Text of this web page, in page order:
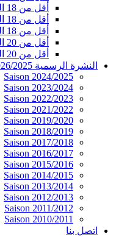
أقل من 18 المجموعة أ
أقل من 18 المجموعة ب
أقل من 18 المجموعة ج
أقل من 20 المجموعة أ
أقل من 20 المجموعة ب
النشرة الرسمية 2026/2025
Saison 2024/2025
Saison 2023/2024
Saison 2022/2023
Saison 2021/2022
Saison 2019/2020
Saison 2018/2019
Saison 2017/2018
Saison 2016/2017
Saison 2015/2016
Saison 2014/2015
Saison 2013/2014
Saison 2012/2013
Saison 2011/2012
Saison 2010/2011
اتصل بنا